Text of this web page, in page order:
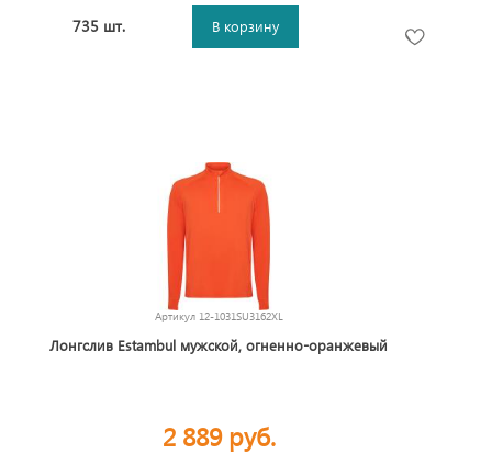
735 шт. В корзину
Артикул 12-1031SU3162XL
Лонгслив Estambul мужской, огненно-оранжевый
2 889 руб.